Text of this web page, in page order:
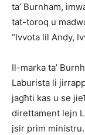
ta’ Burnham,
tat-toroq u
“Ivvota lil Andy,
Il-marka ta’
Laburista li
jagħti kas u se
direttament lejn
jsir prim ministru.